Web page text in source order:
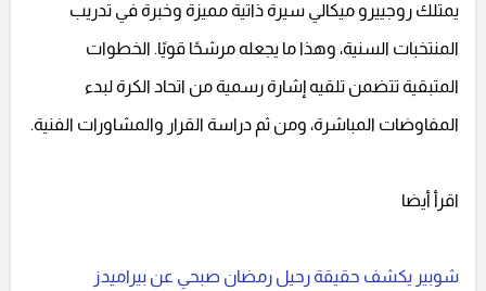
يمتلك روجييرو ميكالي سيرة ذاتية مميزة وخبرة في تدريب
المنتخبات السنية، وهذا ما يجعله مرشحًا قويًا. الخطوات
المتبقية تتضمن تلقيه إشارة رسمية من اتحاد الكرة لبدء
المفاوضات المباشرة، ومن ثم دراسة القرار والمشاورات الفنية.
اقرأ أيضا
شوبير يكشف حقيقة رحيل رمضان صبحي عن بيراميدز